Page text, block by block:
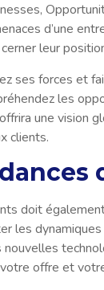
d’une
leur
ses forces et
les
une vision
clients.
doit
les
offre et